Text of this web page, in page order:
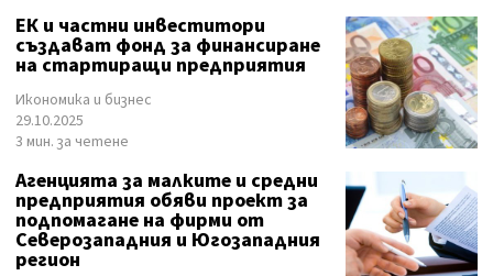
ЕК и частни инвеститори
създават фонд за финансиране
на стартиращи предприятия
Икономика и бизнес
29.10.2025
3 мин. за четене
Агенцията за малките и средни
предприятия обяви проект за
подпомагане на фирми от
Северозападния и Югозападния
регион